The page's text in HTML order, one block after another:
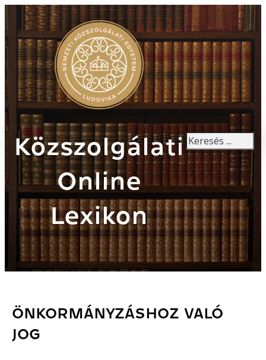
Közszolgálati
Online
Lexikon
Keresés
ÖNKORMÁNYZÁSHOZ VALÓ
JOG